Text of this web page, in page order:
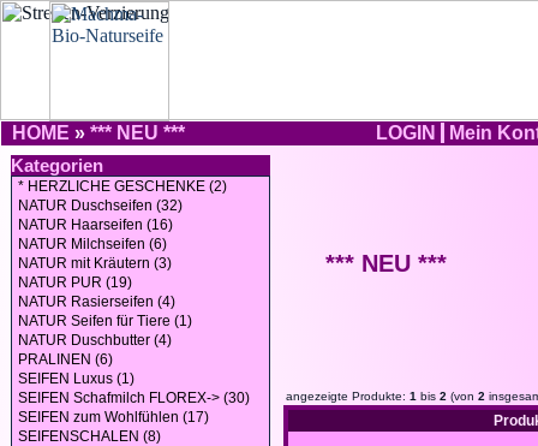
HOME » *** NEU *** LOGIN
Mein
Kategorien
* HERZLICHE GESCHENKE (2)
NATUR Duschseifen (32)
NATUR Haarseifen (16)
NATUR Milchseifen (6)
NATUR mit Kräutern (3)
NATUR PUR (19)
NATUR Rasierseifen (4)
NATUR Seifen für Tiere (1)
NATUR Duschbutter (4)
PRALINEN (6)
SEIFEN Luxus (1)
SEIFEN Schafmilch FLOREX-> (30)
SEIFEN zum Wohlfühlen (17)
SEIFENSCHALEN (8)
*** NEU ***
angezeigte Produkte: 1 bis 2 (von 2